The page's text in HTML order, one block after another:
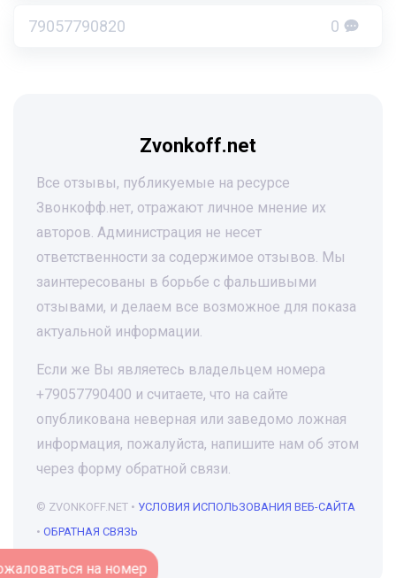
79057790820 0
Zvonkoff.net
Все отзывы, публикуемые на ресурсе
Звонкофф.нет, отражают личное мнение их
авторов. Администрация не несет
ответственности за содержимое отзывов. Мы
заинтересованы в борьбе с фальшивыми
отзывами, и делаем все возможное для показа
актуальной информации.
Если же Вы являетесь владельцем номера
+79057790400 и считаете, что на сайте
опубликована неверная или заведомо ложная
информация, пожалуйста, напишите нам об этом
через форму обратной связи.
© ZVONKOFF.NET • УСЛОВИЯ ИСПОЛЬЗОВАНИЯ ВЕБ-САЙТА
• ОБРАТНАЯ СВЯЗЬ
Пожаловаться на номер